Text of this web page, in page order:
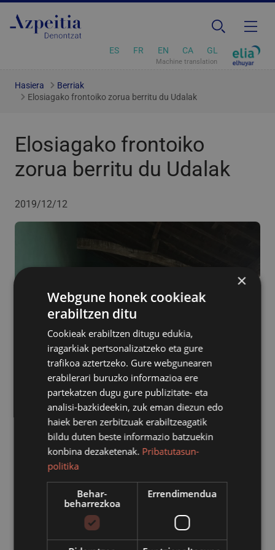
ES FR EN CA GL
Machine translation
Hasiera
Berriak
Elosiagako frontoiko zorua berritu du Udalak
Elosiagako frontoiko
zorua berritu du Udalak
2019/12/12
×
Webgune honek cookieak
erabiltzen ditu
Cookieak erabiltzen ditugu edukia,
iragarkiak pertsonalizatzeko eta gure
trafikoa aztertzeko. Gure webgunearen
erabilerari buruzko informazioa ere
partekatzen dugu gure publizitate- eta
analisi-bazkideekin, zuk eman diezun edo
haiek beren zerbitzuak erabiltzeagatik
bildu duten beste informazio batzuekin
konbina dezaketenak. Pribatutasun-
politika
Behar-
beharrezkoa
Errendimendua